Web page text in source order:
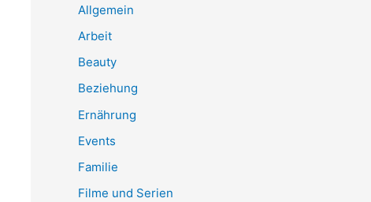
Allgemein
Arbeit
Beauty
Beziehung
Ernährung
Events
Familie
Filme und Serien